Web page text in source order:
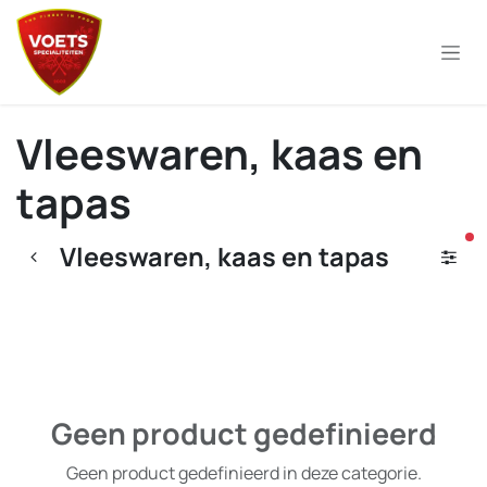
Overslaan naar inhoud
Vleeswaren, kaas en
tapas
Vleeswaren, kaas en tapas
Geen product gedefinieerd
Geen product gedefinieerd in deze categorie.